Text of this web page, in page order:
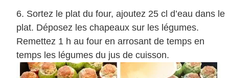
Sortez le plat du four, ajoutez 25 cl d’eau dans le
plat. Déposez les chapeaux sur les légumes.
Remettez 1 h au four en arrosant de temps en
temps les légumes du jus de cuisson.